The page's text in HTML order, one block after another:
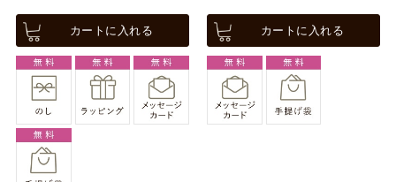
カートに入れる カートに入れる